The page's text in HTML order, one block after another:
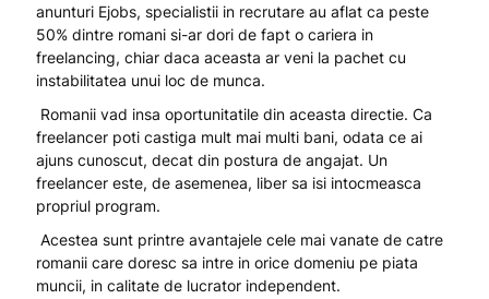
anunturi Ejobs, specialistii in recrutare au aflat ca peste
50% dintre romani si-ar dori de fapt o cariera in
freelancing, chiar daca aceasta ar veni la pachet cu
instabilitatea unui loc de munca.
Romanii vad insa oportunitatile din aceasta directie. Ca
freelancer poti castiga mult mai multi bani, odata ce ai
ajuns cunoscut, decat din postura de angajat. Un
freelancer este, de asemenea, liber sa isi intocmeasca
propriul program.
Acestea sunt printre avantajele cele mai vanate de catre
romanii care doresc sa intre in orice domeniu pe piata
muncii, in calitate de lucrator independent.